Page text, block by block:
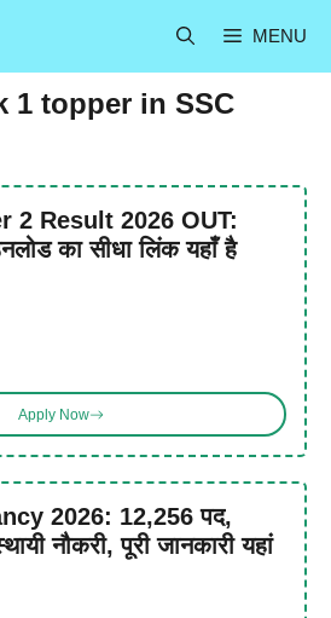
MENU
1 topper in SSC
2 Result 2026 OUT:
का सीधा लिंक यहाँ है
Apply Now
2026: 12,256 पद,
नौकरी, पूरी जानकारी यहां